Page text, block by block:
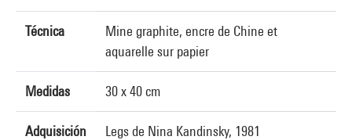
Técnica
Mine graphite, encre de Chine et
aquarelle sur papier
Medidas 30 x 40 cm
Adquisición Legs de Nina Kandinsky, 1981